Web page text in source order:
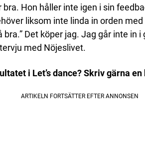
Hon håller inte igen i sin
liksom inte linda in orden
bra.” Det köper jag. Jag går inte in
med Nöjeslivet.
i Let’s dance? Skriv gärna